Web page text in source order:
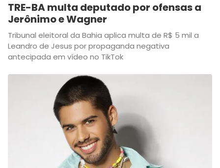
TRE-BA multa deputado por ofensas a
Jerônimo e Wagner
Tribunal eleitoral da Bahia aplica multa de R$ 5 mil a
Leandro de Jesus por propaganda negativa
antecipada em vídeo no TikTok